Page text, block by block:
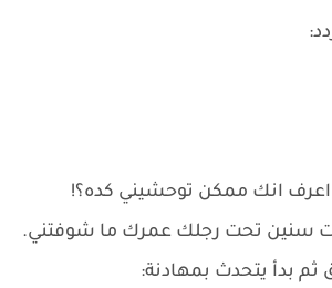
انك ممكن توحشيني كده؟!
سنين تحت رجلك عمرك ما شوفتني.
ثم بدأ يتحدث بمهادنة: